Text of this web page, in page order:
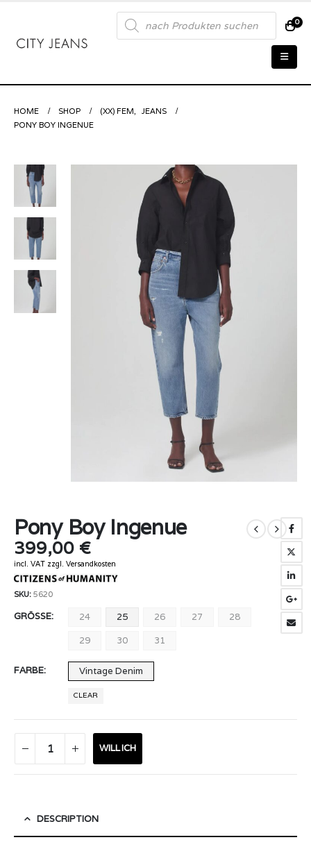
Products
search 0
HOME SHOP (XX) FEM,
JEANS
PONY BOY INGENUE
Pony Boy Ingenue
399,00 €
incl. VAT zzgl. Versandkosten
SKU: 5620
GRÖSSE 24 25 26 27
28
29
30 31
FARBE Vintage Denim
CLEAR
WILL ICH
DESCRIPTION